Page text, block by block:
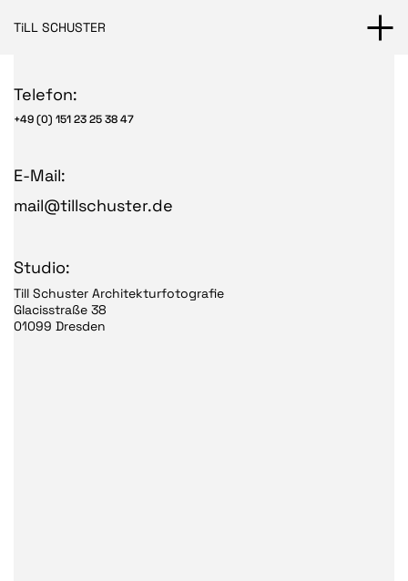
TiLL SCHUSTER
Telefon:
+49 (0) 151 23 25 38 47
E-Mail:
mail@tillschuster.de
Studio:
Till Schuster Architekturfotografie
Glacisstraße 38
01099 Dresden